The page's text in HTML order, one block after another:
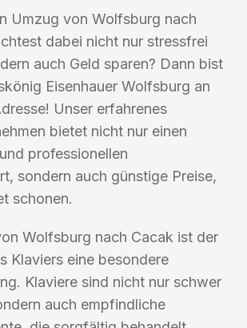
Umzug von Wolfsburg nach
dabei nicht nur stressfrei
auch Geld sparen? Dann bist
Eisenhauer Wolfsburg an
Unser erfahrenes
bietet nicht nur einen
professionellen
sondern auch günstige Preise,
schonen.
Wolfsburg nach Cacak ist der
Klaviers eine besondere
Klaviere sind nicht nur schwer
auch empfindliche